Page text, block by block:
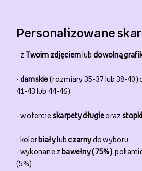
Personalizowane
- z Twoim zdjęciem lub dowolną
- damskie (rozmiary 35-37 lub 38-40)
41-43 lub 44-46)
- w ofercie skarpety długieoraz stopki
- kolor białylub czarny do wyboru
- wykonane z bawełny (75%),
(5%)